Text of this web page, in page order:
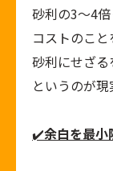
砂利の3〜4
コストのこと
砂利にせざ
というのが現
✔余白を最小